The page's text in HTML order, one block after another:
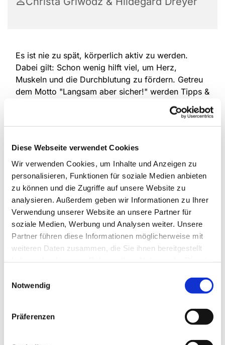
Diese Webseite verwendet Cookies
Wir verwenden Cookies, um Inhalte und Anzeigen zu
personalisieren, Funktionen für soziale Medien anbieten
zu können und die Zugriffe auf unsere Website zu
analysieren. Außerdem geben wir Informationen zu Ihrer
Verwendung unserer Website an unsere Partner für
soziale Medien, Werbung und Analysen weiter. Unsere
Partner führen diese Informationen möglicherweise mit
weiteren Daten zusammen, die Sie ihnen bereitgestellt
Notwendig
Präferenzen
Es ist nie zu spät, körperlich aktiv zu werden.
Dabei gilt: Schon wenig hilft viel, um Herz,
Muskeln und die Durchblutung zu fördern. Getreu
dem Motto "Langsam aber sicher!" werden Tipps &
Tricks zum sicheren Umgang mit dem eigenen
Rollator gezeigt - wie das Überwinden von
Bordsteinen und Stufen, Gehen auf unebenen
sowie sicheres Bremsen. Bitte melden Sie sich für
den Kurs an.
jeden Montag von 10:00 bis 11:00 Uhr,
wöchentlich
Weitere Informationen zum Training erhalten Sie
bei Frau Christa Griwodz, Tel.: 05201 / 73 00 07
und Frau Hildegard Dreyer, Tel. 2321